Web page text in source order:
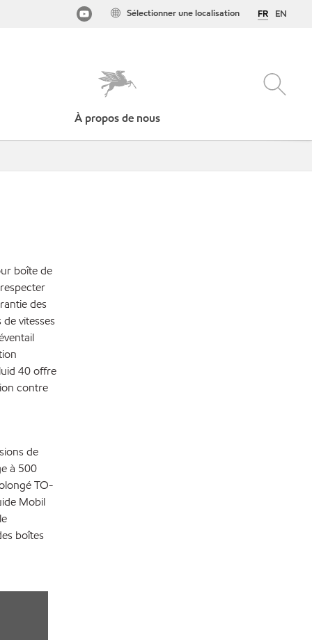
FR EN
Sélectionner une localisation
À propos de nous
boîte de
des
vitesses
40 offre
contre
de
à 500
TO-
Mobil
boîtes